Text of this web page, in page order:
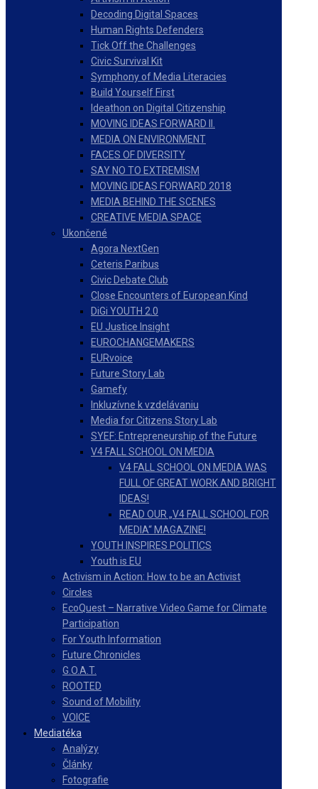
Decoding Digital Spaces
Human Rights Defenders
Tick Off the Challenges
Civic Survival Kit
Symphony of Media Literacies
Build Yourself First
Ideathon on Digital Citizenship
MOVING IDEAS FORWARD II.
MEDIA ON ENVIRONMENT
FACES OF DIVERSITY
SAY NO TO EXTREMISM
MOVING IDEAS FORWARD 2018
MEDIA BEHIND THE SCENES
CREATIVE MEDIA SPACE
Ukončené
Agora NextGen
Ceteris Paribus
Civic Debate Club
Close Encounters of European Kind
DiGi YOUTH 2.0
EU Justice Insight
EUROCHANGEMAKERS
EURvoice
Future Story Lab
Gamefy
Inkluzívne k vzdelávaniu
Media for Citizens Story Lab
SYEF: Entrepreneurship of the Future
V4 FALL SCHOOL ON MEDIA
V4 FALL SCHOOL ON MEDIA WAS
FULL OF GREAT WORK AND BRIGHT
IDEAS!
READ OUR „V4 FALL SCHOOL FOR
MEDIA“ MAGAZINE!
YOUTH INSPIRES POLITICS
Youth is EU
Activism in Action: How to be an Activist
Circles
EcoQuest – Narrative Video Game for Climate
Participation
For Youth Information
Future Chronicles
G.O.A.T.
ROOTED
Sound of Mobility
VOICE
Mediatéka
Analýzy
Články
Fotografie